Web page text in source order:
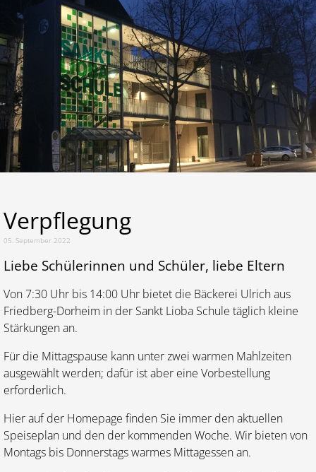
Startseite
Schule
Gemeinschaft
Lernen
Kalender
Verpflegung
05. September 2022
Liebe Schülerinnen und Schüler, liebe Eltern
Von 7:30 Uhr bis 14:00 Uhr bietet die Bäckerei Ulrich aus
Friedberg-Dorheim in der Sankt Lioba Schule täglich kleine
Stärkungen an.
Für die Mittagspause kann unter zwei warmen Mahlzeiten
ausgewählt werden; dafür ist aber eine Vorbestellung
erforderlich.
Hier auf der Homepage finden Sie immer den aktuellen
Speiseplan und den der kommenden Woche. Wir bieten von
Montags bis Donnerstags warmes Mittagessen an.